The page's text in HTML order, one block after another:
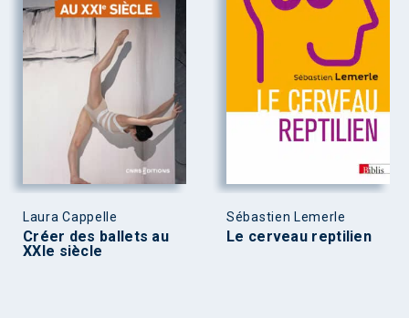
Laura Cappelle
Créer des ballets au
XXIe siècle
Sébastien Lemerle
Le cerveau reptilien